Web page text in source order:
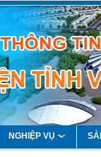
NGHIỆP VỤ